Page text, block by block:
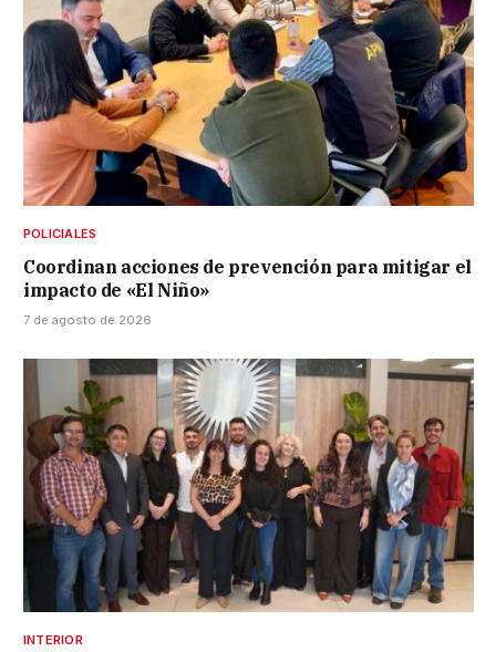
POLICIALES
Coordinan acciones de prevención para mitigar el
impacto de «El Niño»
7 de agosto de 2026
INTERIOR